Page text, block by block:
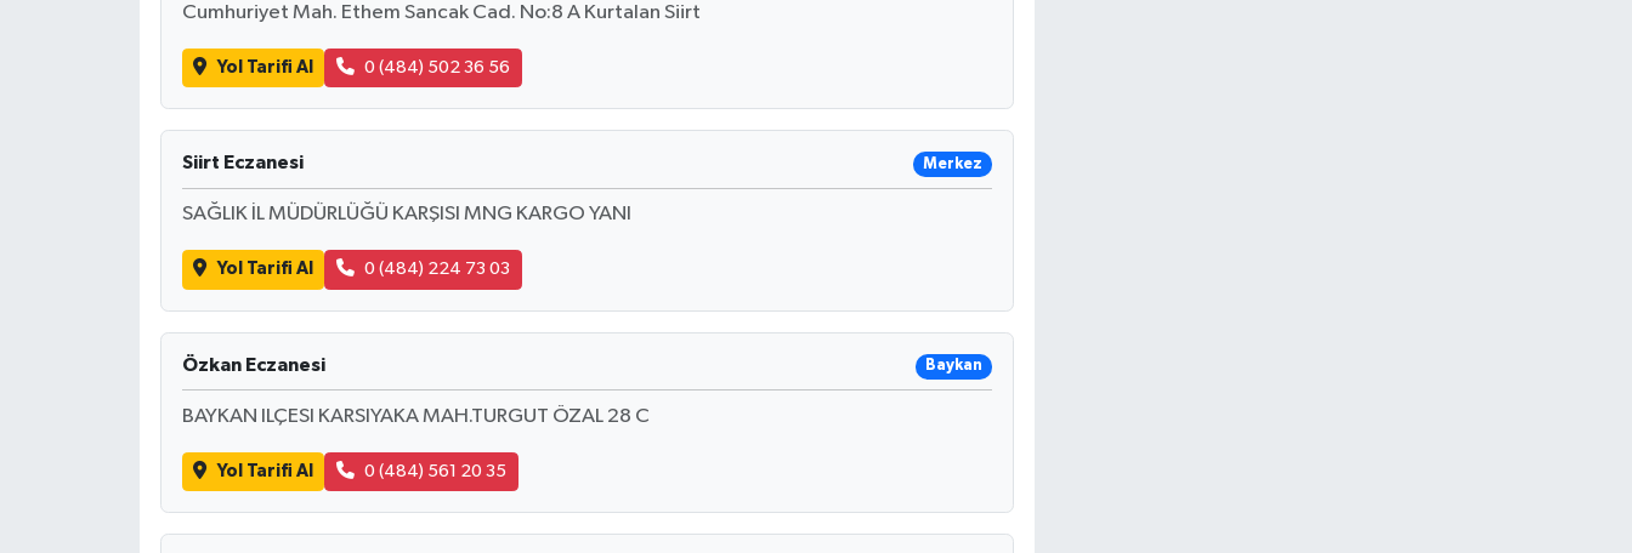
Cumhuriyet Mah. Ethem Sancak Cad. No:8 A Kurtalan Siirt
Yol Tarifi Al 0 (484) 502 36 56
Siirt Eczanesi Merkez
SAĞLIK İL MÜDÜRLÜĞÜ KARŞISI MNG KARGO YANI
Yol Tarifi Al 0 (484) 224 73 03
Özkan Eczanesi Baykan
BAYKAN ILÇESI KARSIYAKA MAH.TURGUT ÖZAL 28 C
Yol Tarifi Al 0 (484) 561 20 35